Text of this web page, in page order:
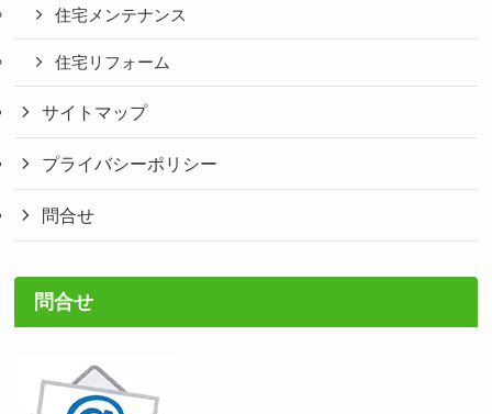
住宅メンテナンス
住宅リフォーム
サイトマップ
プライバシーポリシー
問合せ
問合せ